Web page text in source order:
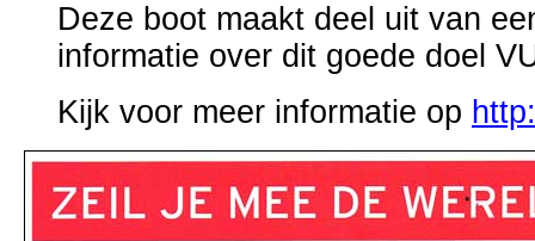
Deze boot maakt deel uit van
informatie over dit goede doel
Kijk voor meer informatie op